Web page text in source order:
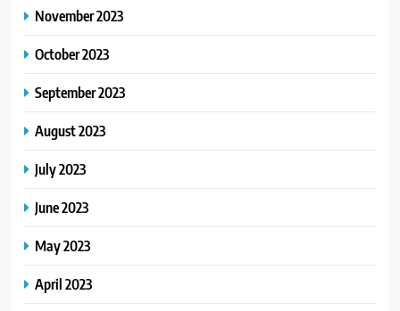
November 2023
October 2023
September 2023
August 2023
July 2023
June 2023
May 2023
April 2023